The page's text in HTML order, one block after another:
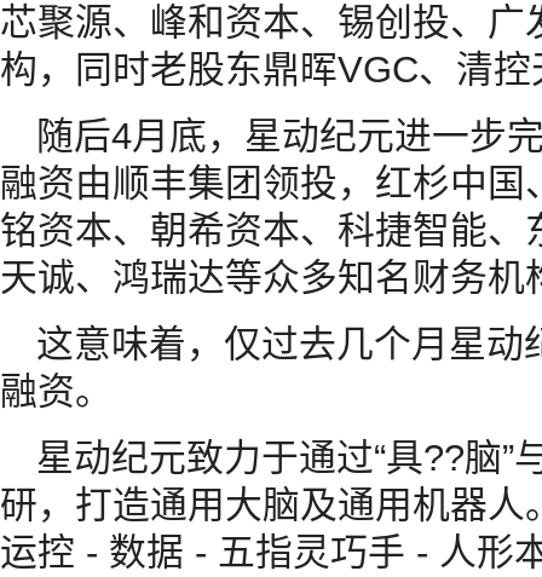
芯聚源、峰和资本、锡创投、
构，同时老股东鼎晖VGC、清
随后4月底，星动纪元进一步
融资由顺丰集团领投，红杉中
铭资本、朝希资本、科捷智能
天诚、鸿瑞达等众多知名财务
这意味着，仅过去几个月星
融资。
星动纪元致力于通过“具??脑”
研，打造通用大脑及通用机器
运控 - 数据 - 五指灵巧手 - 人形